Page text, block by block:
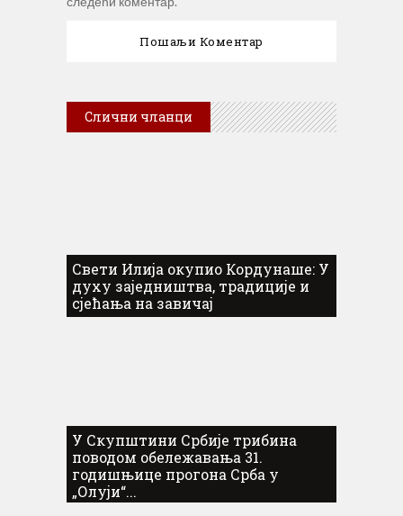
Слични чланци
Свети Илија окупио Кордунаше: У
духу заједништва, традиције и
сјећања на завичај
У Скупштини Србије трибина
поводом обележавања 31.
годишњице прогона Срба у
„Олуји“...